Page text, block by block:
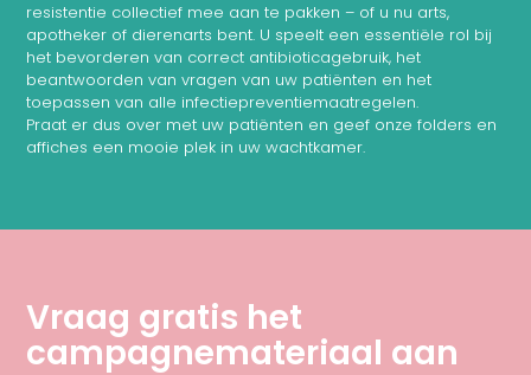
resistentie collectief mee aan te pakken – of u nu arts,
apotheker of dierenarts bent. U speelt een essentiële rol bij
het bevorderen van correct antibioticagebruik, het
beantwoorden van vragen van uw patiënten en het
toepassen van alle infectiepreventiemaatregelen.
Praat er dus over met uw patiënten en geef onze folders en
affiches een mooie plek in uw wachtkamer.
Vraag gratis het
campagnemateriaal aan